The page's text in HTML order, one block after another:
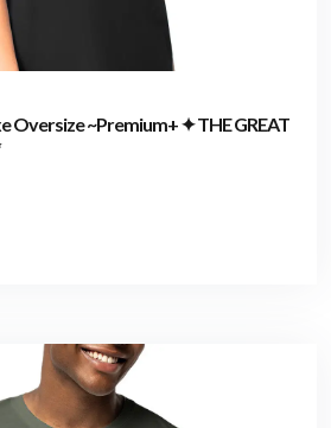
Oversize ~Premium+ ✦ THE GREAT